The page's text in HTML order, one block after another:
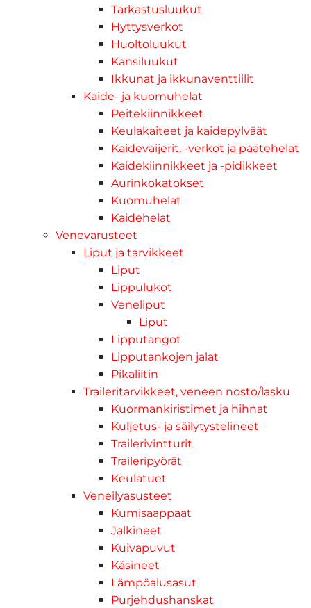
Tarkastusluukut
Hyttysverkot
Huoltoluukut
Kansiluukut
Ikkunat ja ikkunaventtiilit
Kaide- ja kuomuhelat
Peitekiinnikkeet
Keulakaiteet ja kaidepylväät
Kaidevaijerit, -verkot ja päätehelat
Kaidekiinnikkeet ja -pidikkeet
Aurinkokatokset
Kuomuhelat
Kaidehelat
Venevarusteet
Liput ja tarvikkeet
Liput
Lippulukot
Veneliput
Liput
Lipputangot
Lipputankojen jalat
Pikaliitin
Traileritarvikkeet, veneen nosto/lasku
Kuormankiristimet ja hihnat
Kuljetus- ja säilytystelineet
Trailerivintturit
Traileripyörät
Keulatuet
Veneilyasusteet
Kumisaappaat
Jalkineet
Kuivapuvut
Käsineet
Lämpöalusasut
Purjehdushanskat